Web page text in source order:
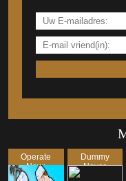
Operate
Now:
Appendix
Dummy
Never